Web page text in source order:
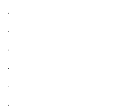
.
.
.
.
.
.